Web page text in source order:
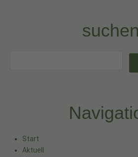
suchen
Start
Aktuell